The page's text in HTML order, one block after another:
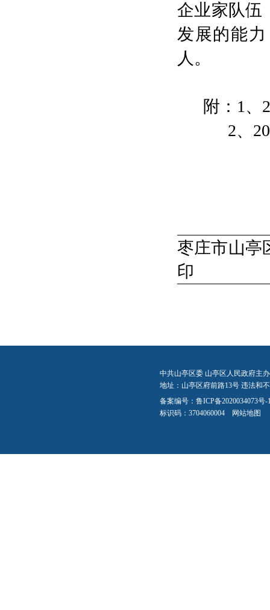
企业家队伍
发展的能
人 。
附： 1 、
2、 20
枣庄市山亭
印
中共山亭区委 山亭区人民政府主
地址：山亭区府前路13号 违法和
备案编号： 鲁ICP备2020034073号-
标识码：3704060004 网站地图